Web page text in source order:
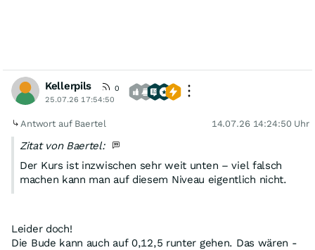
Kellerpils
0
25.07.26 17:54:50
Antwort auf Baertel 14.07.26 14:24:50 Uhr
Zitat von Baertel:
Der Kurs ist inzwischen sehr weit unten – viel falsch
machen kann man auf diesem Niveau eigentlich nicht.
Leider doch!
Die Bude kann auch auf 0,12,5 runter gehen. Das wären -